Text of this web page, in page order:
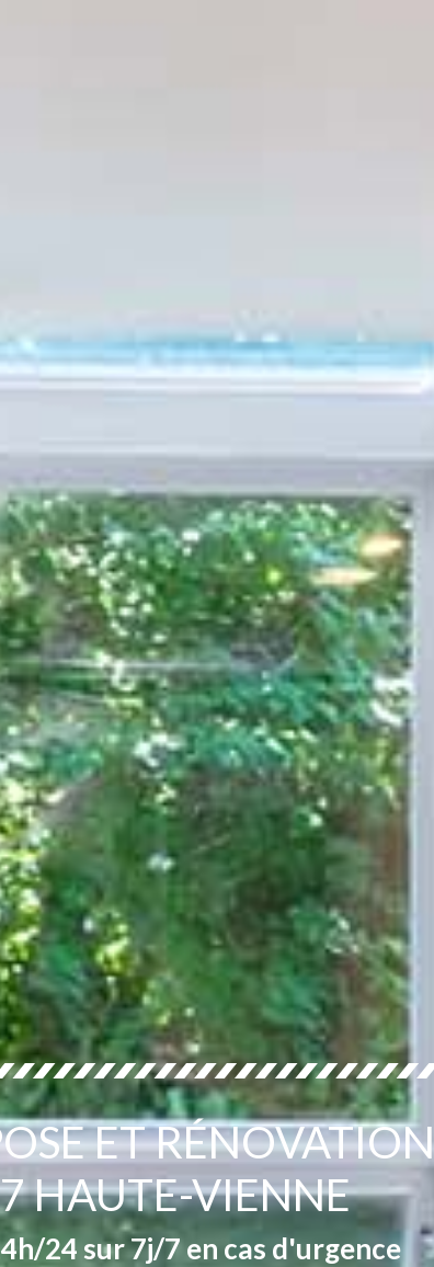
ET RÉNOVATION
HAUTE-VIENNE
24 sur 7j/7 en cas d'urgence